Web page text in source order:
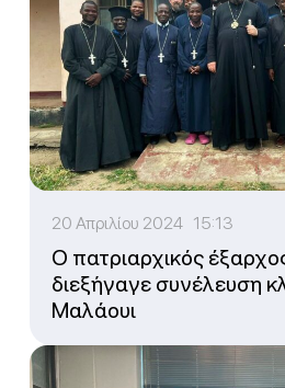
20 Απριλίου 2024 15:13
Ο πατριαρχικός
διεξήγαγε συνέλευση
Μαλάουι